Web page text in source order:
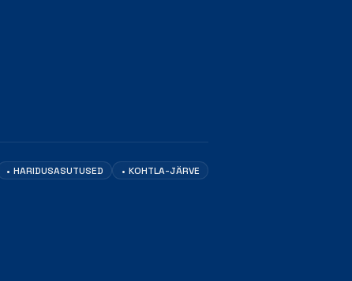
HARIDUSASUTUSED KOHTLA-JÄRVE